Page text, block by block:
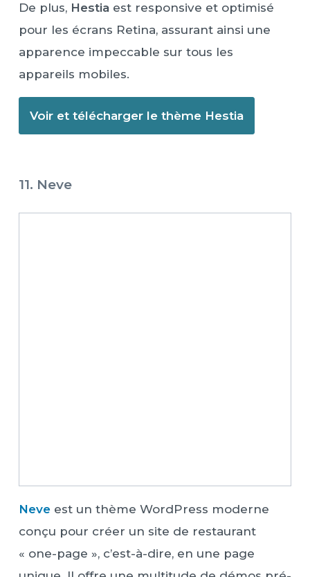
De plus, Hestiaest responsive et optimisé
pour les écrans Retina, assurant ainsi une
apparence impeccable sur tous les
appareils mobiles.
Voir et télécharger le thème Hestia
11. Neve
Neveest un thème WordPress moderne
conçu pour créer un site de restaurant
« one-page », c’est-à-dire, en une page